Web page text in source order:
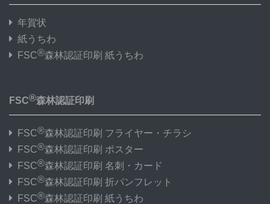
年賀状
紙うちわ
FSC®森林認証印刷 紙うちわ
FSC®森林認証印刷
FSC®森林認証印刷 フライヤー・チラシ
FSC®森林認証印刷 ポスター
FSC®森林認証印刷 名刺・カード
FSC®森林認証印刷 折パンフレット
FSC®森林認証印刷 紙うちわ